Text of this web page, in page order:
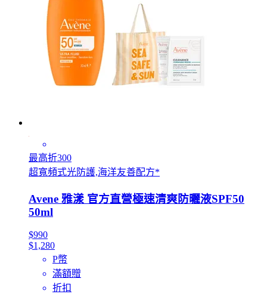
最高折300
超寬頻式光防護,海洋友善配方*
Avene 雅漾 官方直營極速清爽防曬液SPF50
50ml
$990
$1,280
P幣
滿額贈
折扣